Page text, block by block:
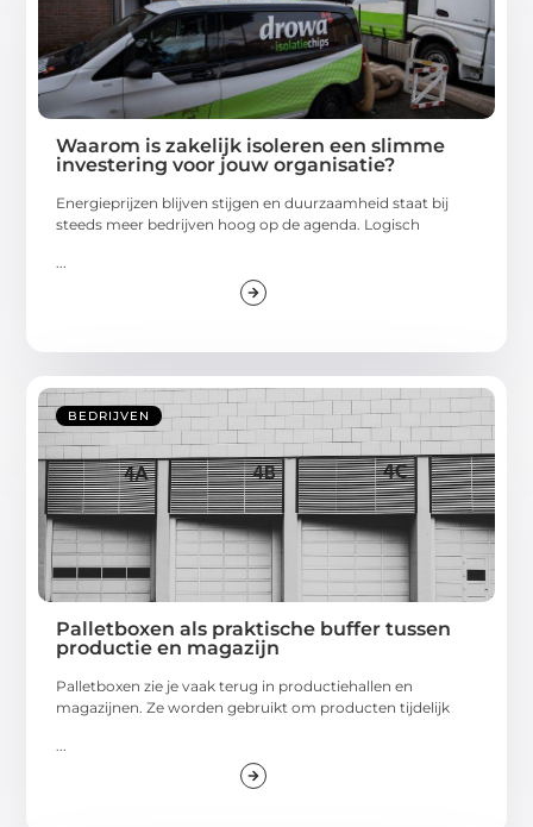
Waarom is zakelijk isoleren een slimme
investering voor jouw organisatie?
Energieprijzen blijven stijgen en duurzaamheid staat bij
steeds meer bedrijven hoog op de agenda. Logisch
...
BEDRIJVEN
Palletboxen als praktische buffer tussen
productie en magazijn
Palletboxen zie je vaak terug in productiehallen en
magazijnen. Ze worden gebruikt om producten tijdelijk
...